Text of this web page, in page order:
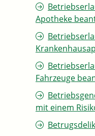
Apotheke
Fahrzeuge
mit einem